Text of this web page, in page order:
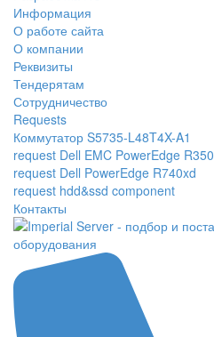
Информация
О работе сайта
О компании
Реквизиты
Тендерятам
Сотрудничество
Requests
Коммутатор S5735-L48T4X-A1
request Dell EMC PowerEdge R350
request Dell PowerEdge R740xd
request hdd&ssd component
Контакты